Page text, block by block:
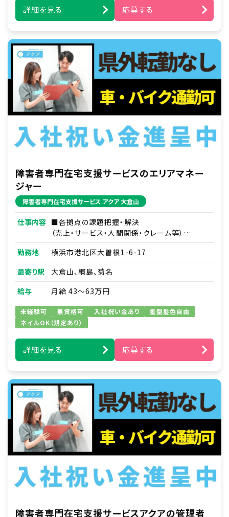
詳細を見る 応募する
障害者専門在宅支援サービスのエリアマネー
ジャー
障害者専門在宅支援サービス アクア 大倉山
仕事内容 ■各拠点の課題把握・解決
（売上・サービス・人間関係・クレーム等）
■部下である拠点責任者2～4名のマネジメント
■訪問介護の円滑な運営
■その他付随する業務
勤務地
横浜市港北区大曽根1-6-17
最寄り駅
大倉山、綱島、菊名
給与
月給 43～63万円
未経験可 無資格可 入社祝い金あり
髪型髪色自由
ネイルOK（規定あり）
詳細を見る 応募する
障害者専門在宅支援サービスアクアの管理者